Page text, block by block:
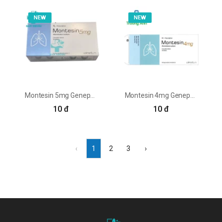
NEW
10 đ
NEW
10 đ
‹ 1 2 3 ›